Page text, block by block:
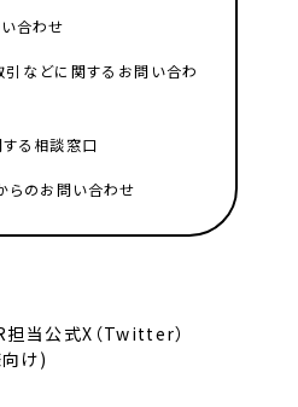
合わせ
などに関するお問い合わ
る相談窓口
らのお問い合わせ
担当公式X（Twitter）
け)